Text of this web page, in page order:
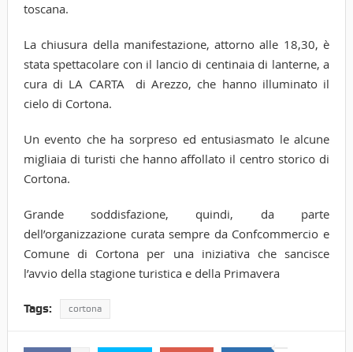
toscana.
La chiusura della manifestazione, attorno alle 18,30, è
stata spettacolare con il lancio di centinaia di lanterne, a
cura di LA CARTA di Arezzo, che hanno illuminato il
cielo di Cortona.
Un evento che ha sorpreso ed entusiasmato le alcune
migliaia di turisti che hanno affollato il centro storico di
Cortona.
Grande soddisfazione, quindi, da parte
dell’organizzazione curata sempre da Confcommercio e
Comune di Cortona per una iniziativa che sancisce
l’avvio della stagione turistica e della Primavera
Tags: cortona